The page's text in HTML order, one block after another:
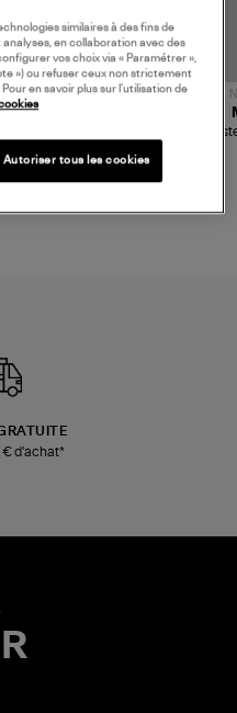
NOUVELLE COLLECTION
189,00 €
€ d'achat*
similaires à des fins de
en collaboration avec des
vos choix via « Paramétrer »,
») ou refuser ceux non strictement
en savoir plus sur l’utilisation de
Autoriser tous les cookies